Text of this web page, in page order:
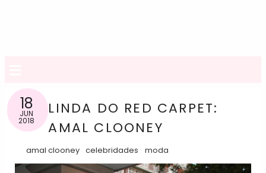
18
JUN
2018
LINDA DO RED CARPET:
AMAL CLOONEY
amal clooney celebridades moda